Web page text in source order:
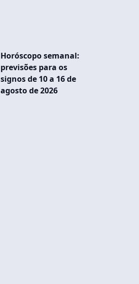
Horóscopo semanal:
previsões para os
signos de 10 a 16 de
agosto de 2026